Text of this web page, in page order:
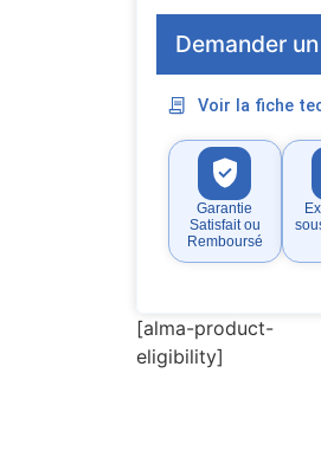
Demander
Voir la fiche
Garantie
Satisfait ou
Remboursé
[alma-product-
eligibility]